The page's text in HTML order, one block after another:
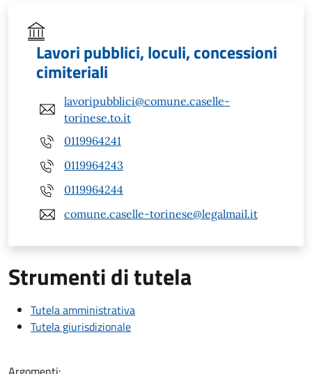
Lavori pubblici, loculi, concessioni
cimiteriali
lavoripubblici@comune.caselle-
torinese.to.it
0119964241
0119964243
0119964244
comune.caselle-torinese@legalmail.it
Strumenti di tutela
Tutela amministrativa
Tutela giurisdizionale